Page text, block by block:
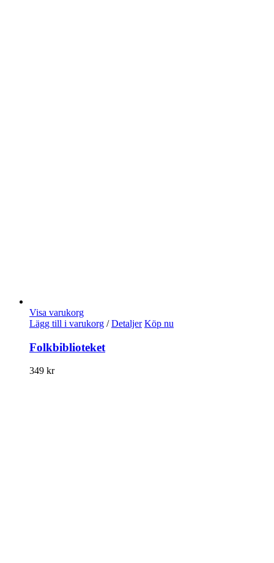
Visa varukorg
Lägg till i varukorg / Detaljer Köp nu
Folkbiblioteket
349 kr